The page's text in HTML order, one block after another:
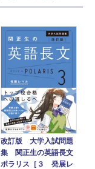
改訂版 大学入試問題
集 関正生の英語長文
ポラリス［３ 発展レ